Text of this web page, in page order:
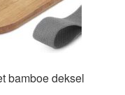
bamboe deksel